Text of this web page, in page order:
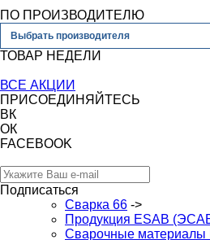
ПО ПРОИЗВОДИТЕЛЮ
Выбрать производителя
ТОВАР НЕДЕЛИ
ВСЕ АКЦИИ
ПРИСОЕДИНЯЙТЕСЬ
ВК
ОК
FACEBOOK
Подписаться
Сварка 66 ->
Продукция ESAB
Сварочные материалы